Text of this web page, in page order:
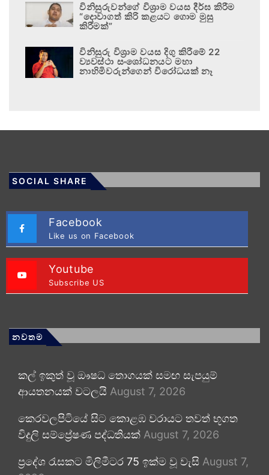
විනිසුරුවන්ගේ විශ්‍රාම වයස දීර්ඝ කිරීම
“දොවාගත් කිරි කළයට ගොම මුසු
කිරීමක්”
විනිසුරු විශ්‍රාම වයස දිගු කිරීමේ 22
ව්‍යවස්ථා සංශෝධනයට මහා
නාහිමිවරුන්ගෙන් විරෝධයක් නෑ
SOCIAL SHARE
Facebook
Like us on Facebook
Youtube
Subscribe US
නවතම
කල් ඉකුත් වූ ඖෂධ තොගයක් සමඟ සැපයුම්
ආයතනයක් වටලයි August 7, 2026
කෙරවලපිටියේ සිට කොළඹ වරායට තවත් භූගත
විදුලි සම්ප්‍රේෂණ පද්ධතියක් August 7, 2026
ප්‍රදේශ රැසකට මිලිමීටර 75 ඉක්ම වූ වැසි August 7,